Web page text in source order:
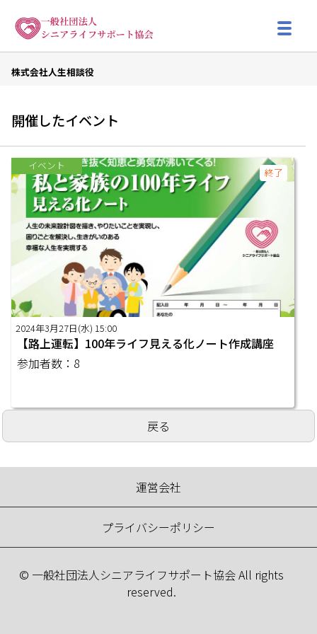
株式会社人生相談役
開催したイベント
イベント
終了
2024年3月27日(水) 15:00
【路上運転】100年ライフ見える化ノート作成講座
参加者数：8
戻る
運営会社
プライバシーポリシー
© 一般社団法人シニアライフサポート協会 All rights
reserved.